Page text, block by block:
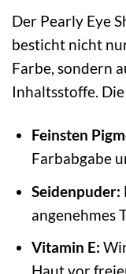
Der Pearly Eye
besticht nicht
Farbe, sondern
Inhaltsstoffe.
Feinsten
Farbabgabe
Seidenpuder:
angenehmes
Vitamin E: